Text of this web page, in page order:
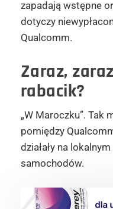
zapadają wstępne
dotyczy
Qualcomm.
Zaraz,
rabacik?
„W Maroczku”. Tak
pomiędzy
działały na
samochodów.